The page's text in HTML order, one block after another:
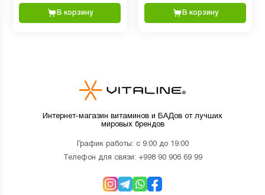
В корзину В корзину
Интернет-магазин витаминов и БАДов от лучших
мировых брендов
График работы: с 9:00 до 19:00
Телефон для связи: +998 90 906 69 99